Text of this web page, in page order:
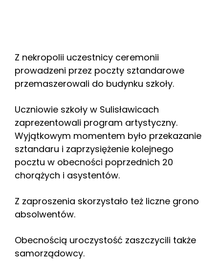
Z nekropolii uczestnicy ceremonii
prowadzeni przez poczty sztandarowe
przemaszerowali do budynku szkoły.
Uczniowie szkoły w Sulisławicach
zaprezentowali program artystyczny.
Wyjątkowym momentem było przekazanie
sztandaru i zaprzysiężenie kolejnego
pocztu w obecności poprzednich 20
chorążych i asystentów.
Z zaproszenia skorzystało też liczne grono
absolwentów.
Obecnością uroczystość zaszczycili także
samorządowcy.